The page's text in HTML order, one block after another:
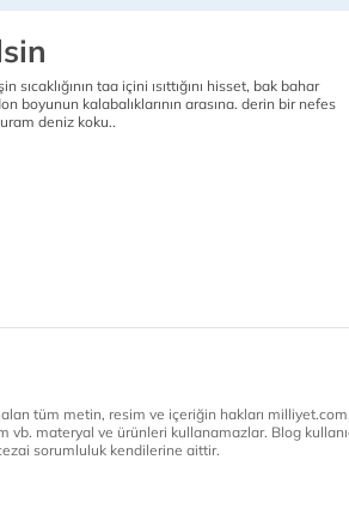
sıcaklığının taa içini ısıttığını hisset, bak bahar
boyunun kalabalıklarının arasına. derin bir nefes
deniz koku..
alan tüm metin, resim ve içeriğin hakları
materyal ve ürünleri kullanamazlar. Blog
sorumluluk kendilerine aittir.